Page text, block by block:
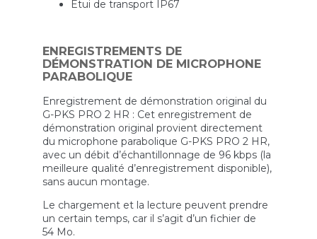
Étui de transport IP67
ENREGISTREMENTS DE
DÉMONSTRATION DE MICROPHONE
PARABOLIQUE
Enregistrement de démonstration original du
G-PKS PRO 2 HR : Cet enregistrement de
démonstration original provient directement
du microphone parabolique G-PKS PRO 2 HR,
avec un débit d’échantillonnage de 96 kbps (la
meilleure qualité d’enregistrement disponible),
sans aucun montage.
Le chargement et la lecture peuvent prendre
un certain temps, car il s’agit d’un fichier de
54 Mo.